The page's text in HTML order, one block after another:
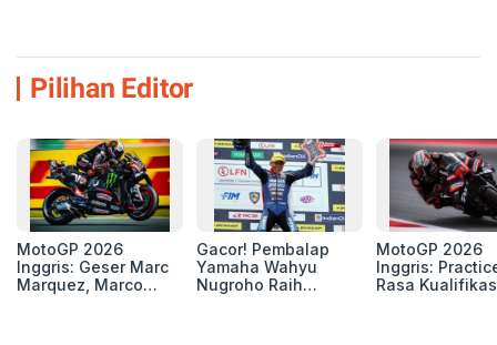
Pilihan Editor
MotoGP 2026
Inggris: Geser Marc
Marquez, Marco
Gacor! Pembalap
Yamaha Wahyu
Nugroho Raih
MotoGP 2026
Inggris:
Rasa